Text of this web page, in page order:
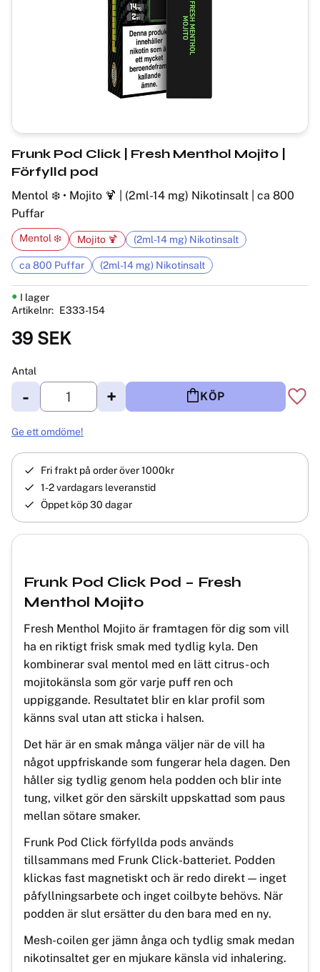
Frunk Pod Click | Fresh Menthol Mojito |
Förfylld pod
Mentol ❄️ • Mojito 🍹 | (2ml-14 mg) Nikotinsalt | ca 800
Puffar
39 SEK
Antal
+
- KÖP
I lager
Artikelnr
E333-154
Mentol ❄️ Mojito 🍹 (2ml-14 mg) Nikotinsalt
ca 800 Puffar (2ml-14 mg) Nikotinsalt
Ge ett omdöme!
Fri frakt på order över 1000kr
1-2 vardagars leveranstid
Öppet köp 30 dagar
Frunk Pod Click Pod – Fresh
Menthol Mojito
Fresh Menthol Mojito är framtagen för dig som vill
ha en riktigt frisk smak med tydlig kyla. Den
kombinerar sval mentol med en lätt citrus- och
mojitokänsla som gör varje puff ren och
uppiggande. Resultatet blir en klar profil som
känns sval utan att sticka i halsen.
Det här är en smak många väljer när de vill ha
något uppfriskande som fungerar hela dagen. Den
håller sig tydlig genom hela podden och blir inte
tung, vilket gör den särskilt uppskattad som paus
mellan sötare smaker.
Frunk Pod Click förfyllda pods används
tillsammans med Frunk Click-batteriet. Podden
klickas fast magnetiskt och är redo direkt — inget
påfyllningsarbete och inget coilbyte behövs. När
podden är slut ersätter du den bara med en ny.
Mesh-coilen ger jämn ånga och tydlig smak medan
nikotinsaltet ger en mjukare känsla vid inhalering.